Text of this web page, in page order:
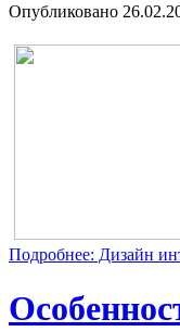
Опубликовано
Подробнее: Дизайн